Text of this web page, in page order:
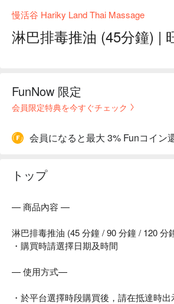
慢活谷 Hariky Land Thai Massage
淋巴排毒推油 (45分鐘) |
FunNow 限定
会員限定特典を今すぐチェック
会員になると最大 3% Funコイン
トップ
— 商品內容 —
淋巴排毒推油 (45 分鐘 / 90 分鐘 / 120 分
・購買時請選擇日期及時間
— 使用方式—
・於平台選擇時段購買後，請在抵達時出